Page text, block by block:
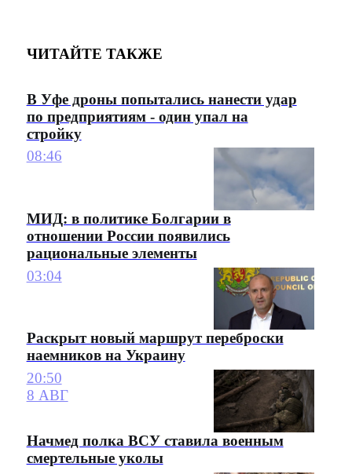
ЧИТАЙТЕ ТАКЖЕ
В Уфе дроны попытались нанести удар
по предприятиям - один упал на
стройку
08:46
МИД: в политике Болгарии в
отношении России появились
рациональные элементы
03:04
Раскрыт новый маршрут переброски
наемников на Украину
20:50
8 АВГ
Начмед полка ВСУ ставила военным
смертельные уколы